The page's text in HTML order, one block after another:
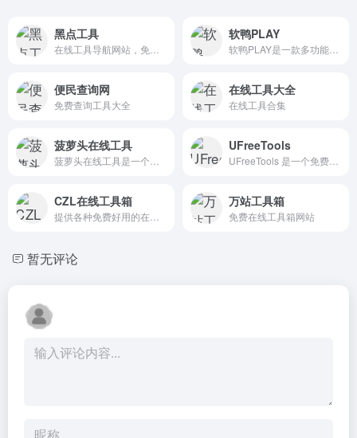
黑点工具 软鸭PLAY
便民查询网
免费查询工具大全
在线工具大全
在线工具合集
菠萝头在线工具 UFreeTools
CZL在线工具箱 万站工具箱
免费在线工具箱网站
暂无评论